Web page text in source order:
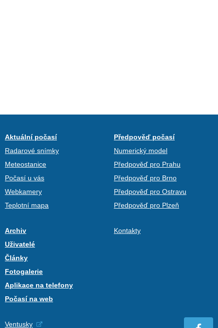
Aktuální počasí
Radarové snímky
Meteostanice
Počasí u vás
Webkamery
Teplotní mapa
Předpověď počasí
Numerický model
Předpověď pro Prahu
Předpověď pro Brno
Předpověď pro Ostravu
Předpověď pro Plzeň
Archiv
Uživatelé
Články
Fotogalerie
Aplikace na telefony
Počasí na web
Kontakty
Ventusky